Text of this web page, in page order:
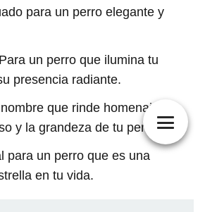
para un perro elegante y
Para un perro que ilumina tu
presencia radiante.
que rinde homenaje al
y la grandeza de tu perro.
para un perro que es una
en tu vida.